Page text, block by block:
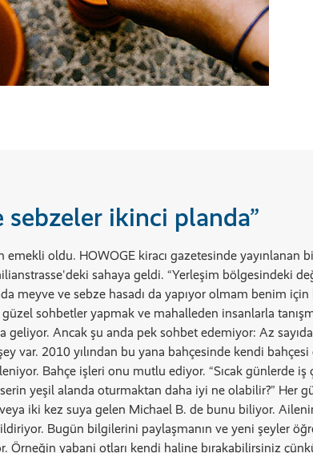
sebzeler ikinci planda”
emekli oldu. HOWOGE kiracı gazetesinde yayınlanan
sahaya geldi. “Yerleşim bölgesindeki
meyve ve sebze hasadı da yapıyor olmam benim
sohbetler yapmak ve mahalleden insanlarla
geliyor. Ancak şu anda pek sohbet edemiyor: Az
var. 2010 yılından bu yana bahçesinde kendi
Bahçe işleri onu mutlu ediyor. “Sıcak günlerde iş
serin yeşil alanda oturmaktan daha iyi ne olabilir?” Her
iki kez suya gelen Michael B. de bunu biliyor.
Bugün bilgilerini paylaşmanın ve yeni şeyler
Örneğin yabani otları kendi haline bırakabilirsiniz